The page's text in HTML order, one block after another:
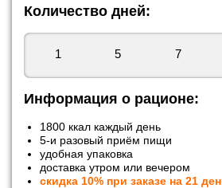
Количество дней:
1 5 7
Информация о рационе:
1800 ккал каждый день
5-и разовый приём пищи
удобная упаковка
доставка утром или вечером
скидка 10% при заказе на 21